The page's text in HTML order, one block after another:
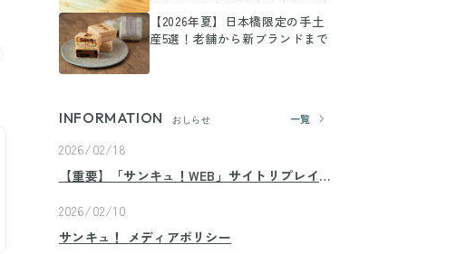
【2026年夏】日本橋限定の手土
産5選！老舗から新ブランドまで
INFORMATION おしらせ 一覧
2026/02/18
【重要】「サンキュ！WEB」サイトリプレイ
2026/02/10
サンキュ！ メディアポリシー